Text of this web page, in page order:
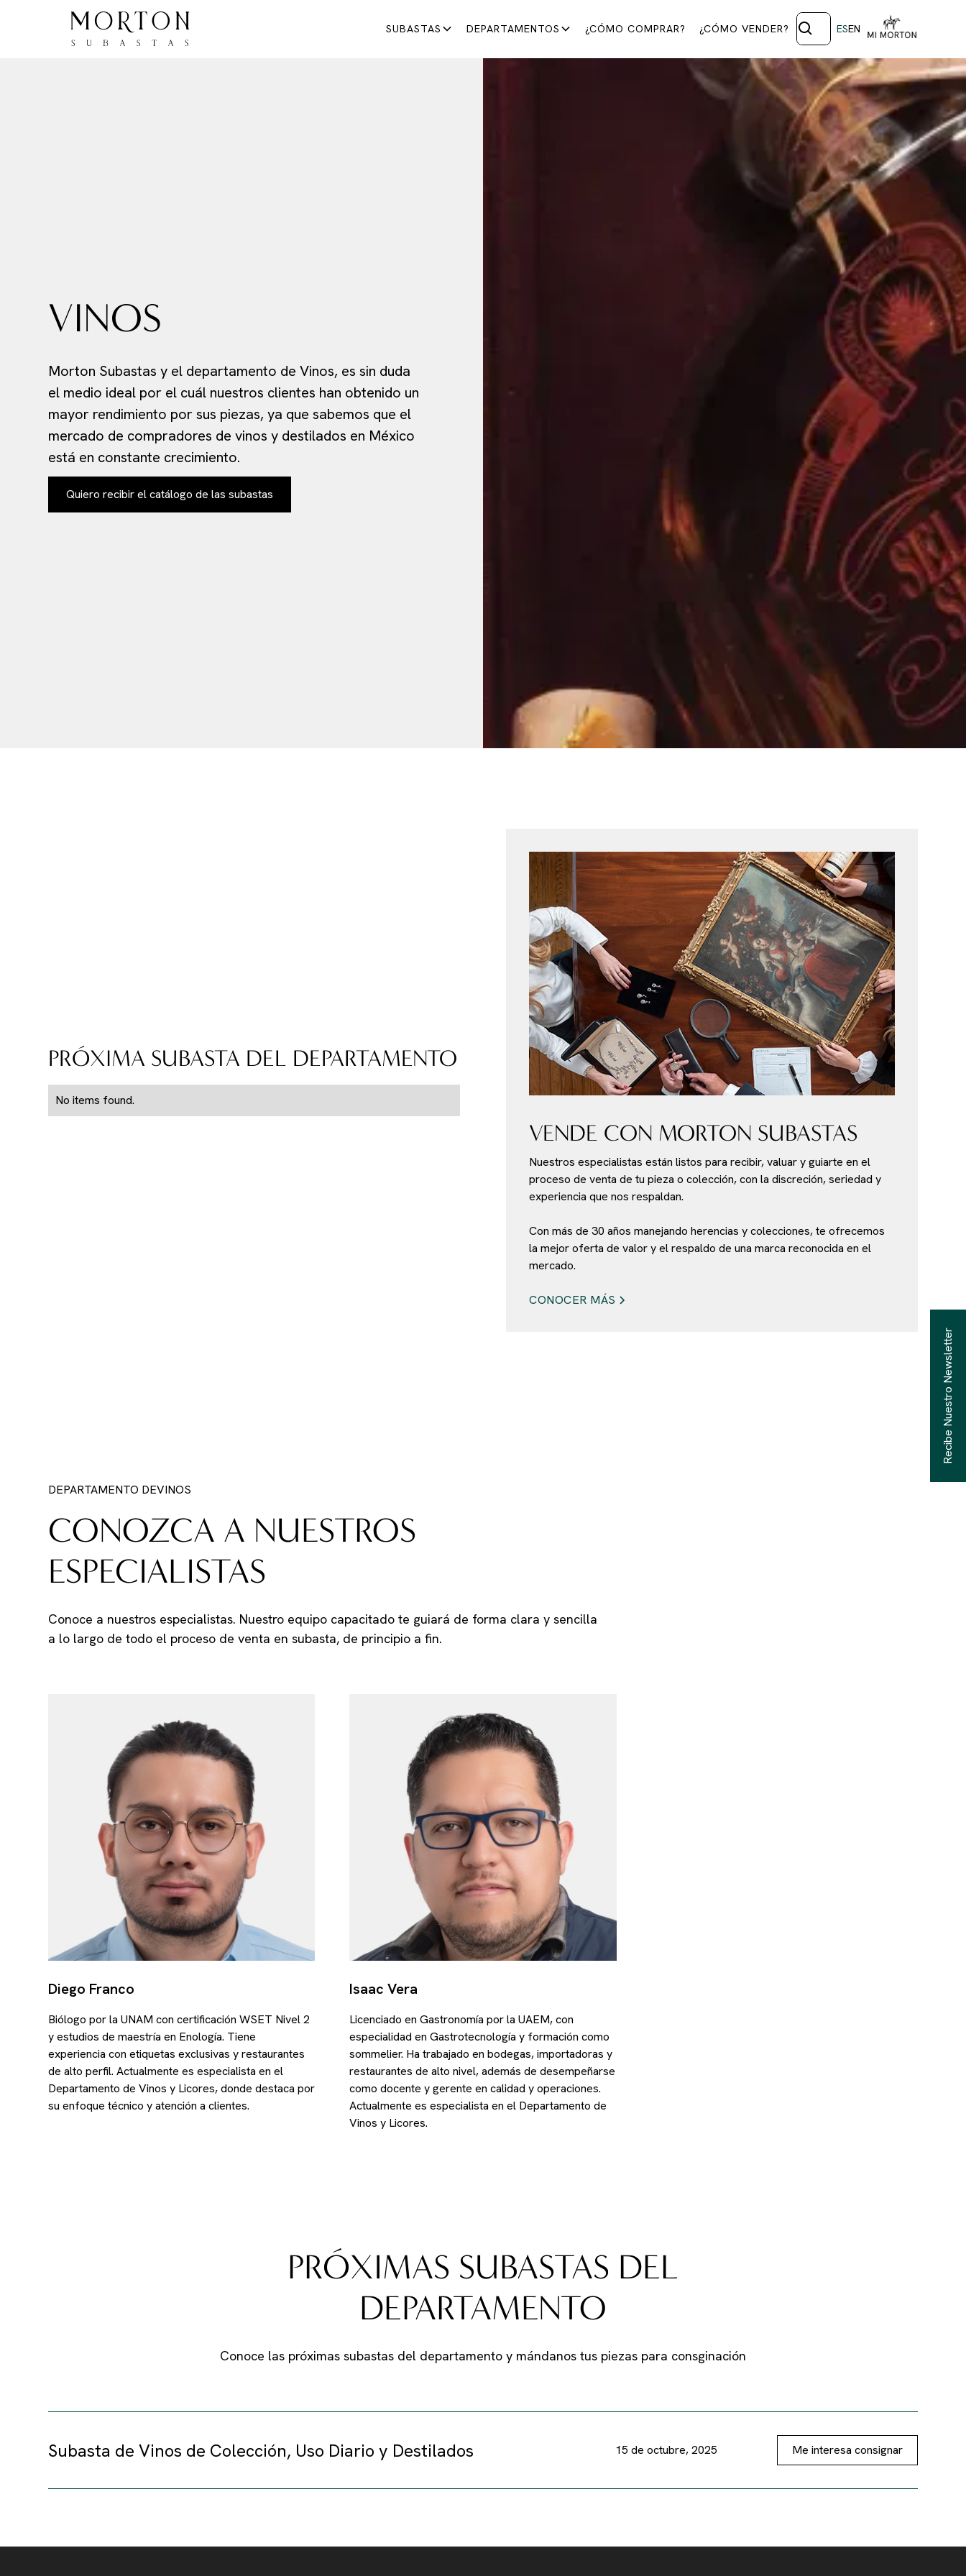
SUBASTAS DEPARTAMENTOS ¿CÓMO COMPRAR? ¿CÓMO VENDER? ESEN
VINOS
Morton Subastas y el departamento de Vinos, es sin duda
el medio ideal por el cuál nuestros clientes han obtenido un
mayor rendimiento por sus piezas, ya que sabemos que el
mercado de compradores de vinos y destilados en México
está en constante crecimiento.
Quiero recibir el catálogo de las subastas
PRÓXIMA SUBASTA DEL DEPARTAMENTO
No items found.
VENDE CON MORTON SUBASTAS
Nuestros especialistas están listos para recibir, valuar y guiarte en el
proceso de venta de tu pieza o colección, con la discreción, seriedad y
experiencia que nos respaldan.
Con más de 30 años manejando herencias y colecciones, te ofrecemos
la mejor oferta de valor y el respaldo de una marca reconocida en el
mercado.
CONOCER MÁS
DEPARTAMENTO DEVINOS
CONOZCA A NUESTROS
ESPECIALISTAS
Conoce a nuestros especialistas. Nuestro equipo capacitado te guiará de forma clara y sencilla
a lo largo de todo el proceso de venta en subasta, de principio a fin.
Diego Franco
Biólogo por la UNAM con certificación WSET Nivel 2
y estudios de maestría en Enología. Tiene
experiencia con etiquetas exclusivas y restaurantes
de alto perfil. Actualmente es especialista en el
Departamento de Vinos y Licores, donde destaca por
su enfoque técnico y atención a clientes.
Isaac Vera
Licenciado en Gastronomía por la UAEM, con
especialidad en Gastrotecnología y formación como
sommelier. Ha trabajado en bodegas, importadoras y
restaurantes de alto nivel, además de desempeñarse
como docente y gerente en calidad y operaciones.
Actualmente es especialista en el Departamento de
Vinos y Licores.
PRÓXIMAS SUBASTAS DEL
DEPARTAMENTO
Conoce las próximas subastas del departamento y mándanos tus piezas para consginación
Subasta de Vinos de Colección, Uso Diario y Destilados 15 de octubre, 2025 Me interesa consignar
Recibe Nuestro Newsletter